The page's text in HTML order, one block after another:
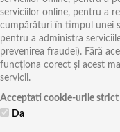
serviciilor online, pentru a
cumpărături în timpul unei
pentru a administra
prevenirea fraudei). Fără
funcționa corect și acest
servicii.
Acceptati cookie-urile strict
Da